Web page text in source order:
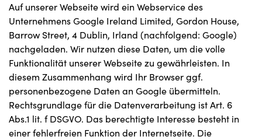
Auf unserer Webseite wird ein Webservice des
Unternehmens Google Ireland Limited, Gordon House,
Barrow Street, 4 Dublin, Irland (nachfolgend: Google)
nachgeladen. Wir nutzen diese Daten, um die volle
Funktionalität unserer Webseite zu gewährleisten. In
diesem Zusammenhang wird Ihr Browser ggf.
personenbezogene Daten an Google übermitteln.
Rechtsgrundlage für die Datenverarbeitung ist Art. 6
Abs.1 lit. f DSGVO. Das berechtigte Interesse besteht in
einer fehlerfreien Funktion der Internetseite. Die